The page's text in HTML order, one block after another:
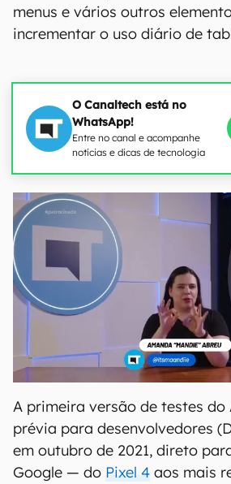
menus e vários outros
incrementar o uso diário de
O Canaltech está no
WhatsApp!
Entre no canal e acompanhe
notícias e dicas de tecnologia
A primeira versão de testes do
prévia para desenvolvedores
em outubro de 2021, direto
Google — do Pixel 4 aos mais